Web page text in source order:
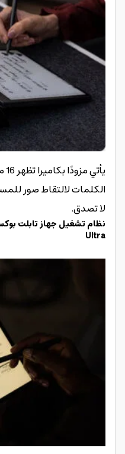
الكلمات لالتقاط صور
لا تصدق.
Ultra